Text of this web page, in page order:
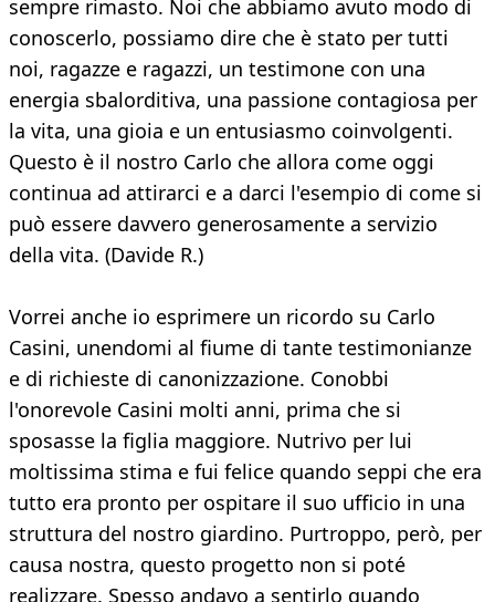
sempre rimasto. Noi che abbiamo avuto modo di
conoscerlo, possiamo dire che è stato per tutti
noi, ragazze e ragazzi, un testimone con una
energia sbalorditiva, una passione contagiosa per
la vita, una gioia e un entusiasmo coinvolgenti.
Questo è il nostro Carlo che allora come oggi
continua ad attirarci e a darci l'esempio di come si
può essere davvero generosamente a servizio
della vita. (Davide R.)
Vorrei anche io esprimere un ricordo su Carlo
Casini, unendomi al fiume di tante testimonianze
e di richieste di canonizzazione. Conobbi
l'onorevole Casini molti anni, prima che si
sposasse la figlia maggiore. Nutrivo per lui
moltissima stima e fui felice quando seppi che era
tutto era pronto per ospitare il suo ufficio in una
struttura del nostro giardino. Purtroppo, però, per
causa nostra, questo progetto non si poté
realizzare. Spesso andavo a sentirlo quando